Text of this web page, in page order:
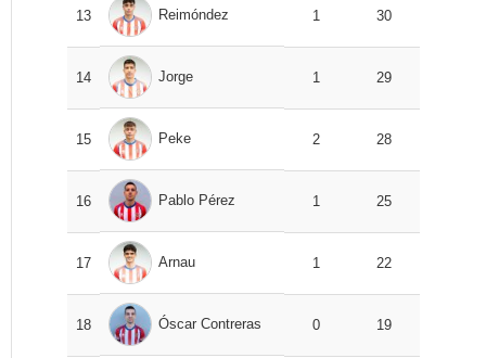
13 Reimóndez 1 30
14 Jorge 1 29
15 Peke 2 28
16 Pablo Pérez 1 25
17 Arnau 1 22
18 Óscar Contreras 0 19